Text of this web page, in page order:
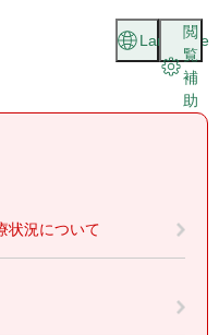
閲
覧
補
助
Language
状況について